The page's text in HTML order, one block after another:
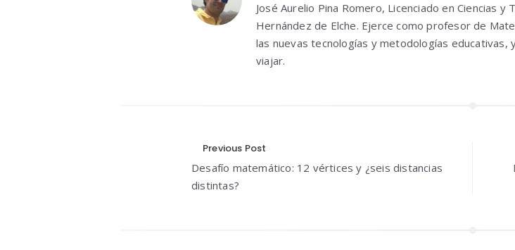
José Aurelio Pina Romero, Licenciado en Ciencias
Hernández de Elche. Ejerce como profesor de
las nuevas tecnologías y metodologías
viajar.
Navegación
de
Previous Post
Desafío matemático: 12 vértices y ¿seis distancias
distintas?